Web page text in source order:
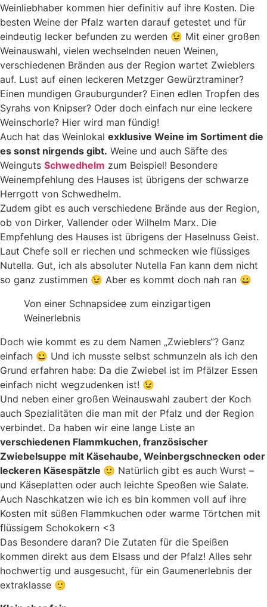
Weinliebhaber kommen hier definitiv auf ihre Kosten. Die
besten Weine der Pfalz warten darauf getestet und für
eindeutig lecker befunden zu werden 😉 Mit einer großen
Weinauswahl, vielen wechselnden neuen Weinen,
verschiedenen Bränden aus der Region wartet Zwieblers
auf. Lust auf einen leckeren Metzger Gewürztraminer?
Einen mundigen Grauburgunder? Einen edlen Tropfen des
Syrahs von Knipser? Oder doch einfach nur eine leckere
Weinschorle? Hier wird man fündig!
Auch hat das Weinlokal exklusive Weine im Sortiment die
es sonst nirgends gibt. Weine und auch Säfte des
Weinguts Schwedhelm zum Beispiel! Besondere
Weinempfehlung des Hauses ist übrigens der schwarze
Herrgott von Schwedhelm.
Zudem gibt es auch verschiedene Brände aus der Region,
ob von Dirker, Vallender oder Wilhelm Marx. Die
Empfehlung des Hauses ist übrigens der Haselnuss Geist.
Laut Chefe soll er riechen und schmecken wie flüssiges
Nutella. Gut, ich als absoluter Nutella Fan kann dem nicht
so ganz zustimmen 😉 Aber es kommt doch nah ran 😀
Von einer Schnapsidee zum einzigartigen
Weinerlebnis
Doch wie kommt es zu dem Namen „Zwieblers“? Ganz
einfach 😀 Und ich musste selbst schmunzeln als ich den
Grund erfahren habe: Da die Zwiebel ist im Pfälzer Essen
einfach nicht wegzudenken ist! 😉
Und neben einer großen Weinauswahl zaubert der Koch
auch Spezialitäten die man mit der Pfalz und der Region
verbindet. Da haben wir eine lange Liste an
verschiedenen Flammkuchen, französischer
Zwiebelsuppe mit Käsehaube, Weinbergschnecken oder
leckeren Käsespätzle 🙂 Natürlich gibt es auch Wurst –
und Käseplatten oder auch leichte Speoßen wie Salate.
Auch Naschkatzen wie ich es bin kommen voll auf ihre
Kosten mit süßen Flammkuchen oder warme Törtchen mit
flüssigem Schokokern <3
Das Besondere daran? Die Zutaten für die Speißen
kommen direkt aus dem Elsass und der Pfalz! Alles sehr
hochwertig und ausgesucht, für ein Gaumenerlebnis der
extraklasse 🙂